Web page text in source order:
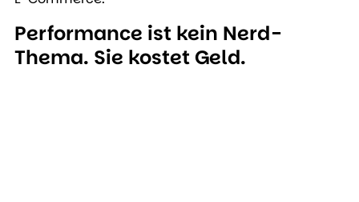
Performance ist kein Nerd-
Thema. Sie kostet Geld.